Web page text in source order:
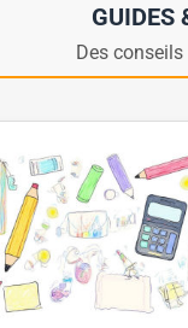
GUIDES
Des